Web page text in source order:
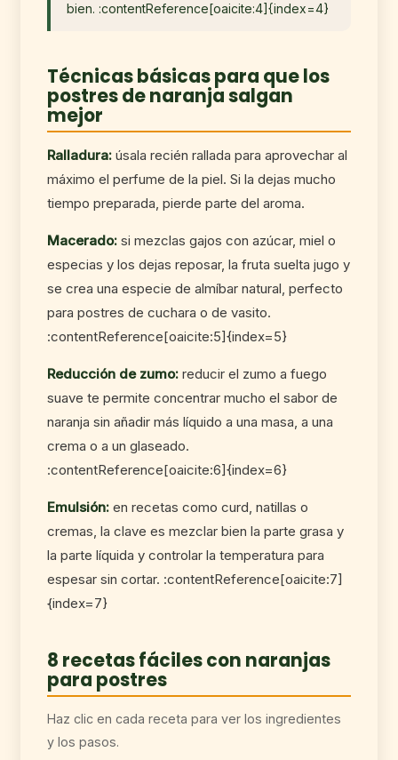
bien. :contentReference[oaicite:4]{index=4}
Técnicas básicas para que los
postres de naranja salgan
mejor
Ralladura: úsala recién rallada para aprovechar al
máximo el perfume de la piel. Si la dejas mucho
tiempo preparada, pierde parte del aroma.
Macerado: si mezclas gajos con azúcar, miel o
especias y los dejas reposar, la fruta suelta jugo y
se crea una especie de almíbar natural, perfecto
para postres de cuchara o de vasito.
:contentReference[oaicite:5]{index=5}
Reducción de zumo: reducir el zumo a fuego
suave te permite concentrar mucho el sabor de
naranja sin añadir más líquido a una masa, a una
crema o a un glaseado.
:contentReference[oaicite:6]{index=6}
Emulsión: en recetas como curd, natillas o
cremas, la clave es mezclar bien la parte grasa y
la parte líquida y controlar la temperatura para
espesar sin cortar. :contentReference[oaicite:7]
{index=7}
8 recetas fáciles con naranjas
para postres
Haz clic en cada receta para ver los ingredientes
y los pasos.